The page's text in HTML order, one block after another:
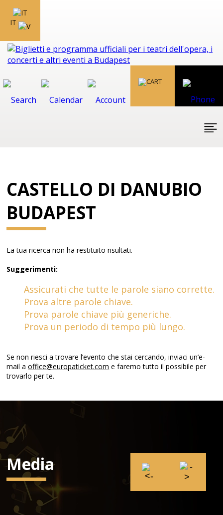
IT
CASTELLO DI DANUBIO
BUDAPEST
La tua ricerca non ha restituito risultati.
Suggerimenti:
Assicurati che tutte le parole siano corrette.
Prova altre parole chiave.
Prova parole chiave più generiche.
Prova un periodo di tempo più lungo.
Se non riesci a trovare l’evento che stai cercando, inviaci un’e-
mail aoffice@europaticket.com e faremo tutto il possibile per
trovarlo per te.
Media